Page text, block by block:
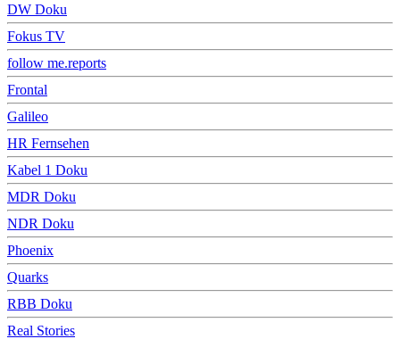
DW Doku
Fokus TV
follow me.reports
Frontal
Galileo
HR Fernsehen
Kabel 1 Doku
MDR Doku
NDR Doku
Phoenix
Quarks
RBB Doku
Real Stories